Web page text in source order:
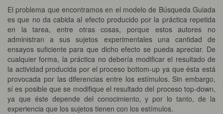
El problema que encontramos en el modelo de Búsqueda Guiada
es que no da cabida al efecto producido por la práctica repetida
en la tarea, entre otras cosas, porque estos autores no
administran a sus sujetos experimentales una cantidad de
ensayos suficiente para que dicho efecto se pueda apreciar. De
cualquier forma, la práctica no debería modificar el resultado de
la actividad producida por el proceso bottom-up ya que ésta está
provocada por las diferencias entre los estímulos. Sin embargo,
sí es posible que se modifique el resultado del proceso top-down,
ya que éste depende del conocimiento, y por lo tanto, de la
experiencia que los sujetos tienen con los estímulos.